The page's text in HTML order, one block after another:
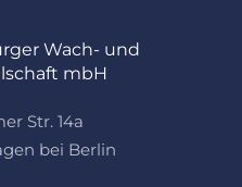
Wach- und
mbH
Str. 14a
bei Berlin